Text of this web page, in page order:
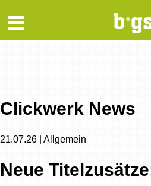
Clickwerk News
21.07.26 | Allgemein
Neue